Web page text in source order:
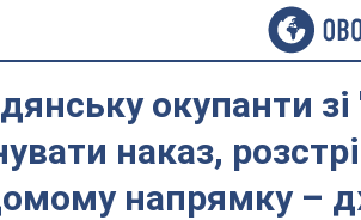
окупанти
наказ,
напрямку –